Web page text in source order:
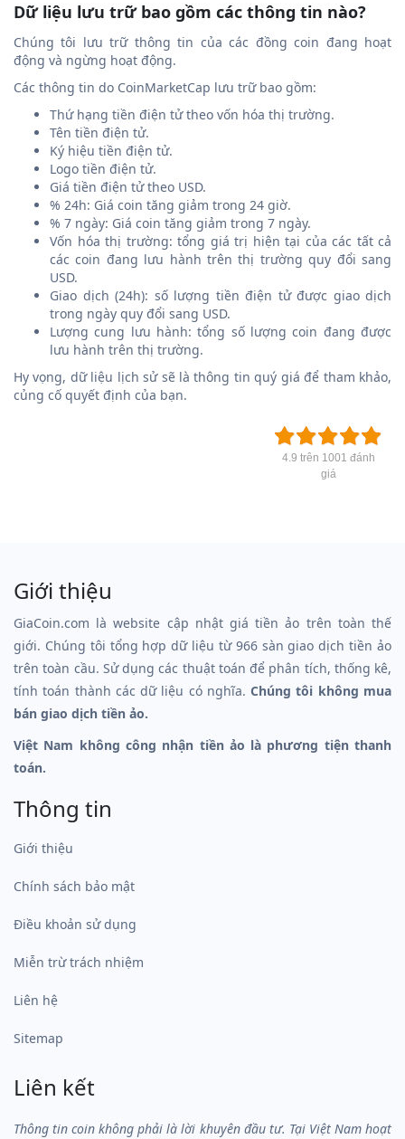
Dữ liệu lưu trữ bao gồm các thông tin nào?
Chúng tôi lưu trữ thông tin của các đồng coin đang hoạt
động và ngừng hoạt động.
Các thông tin do CoinMarketCap lưu trữ bao gồm:
Thứ hạng tiền điện tử theo vốn hóa thị trường.
Tên tiền điện tử.
Ký hiệu tiền điện tử.
Logo tiền điện tử.
Giá tiền điện tử theo USD.
% 24h: Giá coin tăng giảm trong 24 giờ.
% 7 ngày: Giá coin tăng giảm trong 7 ngày.
Vốn hóa thị trường: tổng giá trị hiện tại của các tất cả
các coin đang lưu hành trên thị trường quy đổi sang
USD.
Giao dịch (24h): số lượng tiền điện tử được giao dịch
trong ngày quy đổi sang USD.
Lượng cung lưu hành: tổng số lượng coin đang được
lưu hành trên thị trường.
Hy vọng, dữ liệu lịch sử sẽ là thông tin quý giá để tham khảo,
củng cố quyết định của bạn.
4.9 trên 1001 đánh
giá
Giới thiệu
GiaCoin.com là website cập nhật giá tiền ảo trên toàn thế
giới. Chúng tôi tổng hợp dữ liệu từ 966 sàn giao dịch tiền ảo
trên toàn cầu. Sử dụng các thuật toán để phân tích, thống kê,
tính toán thành các dữ liệu có nghĩa.Chúng tôi không mua
bán giao dịch tiền ảo.
Việt Nam không công nhận tiền ảo là phương tiện thanh
toán.
Thông tin
Giới thiệu
Chính sách bảo mật
Điều khoản sử dụng
Miễn trừ trách nhiệm
Liên hệ
Sitemap
Liên kết
Thông tin coin không phải là lời khuyên đầu tư. Tại Việt Nam hoạt